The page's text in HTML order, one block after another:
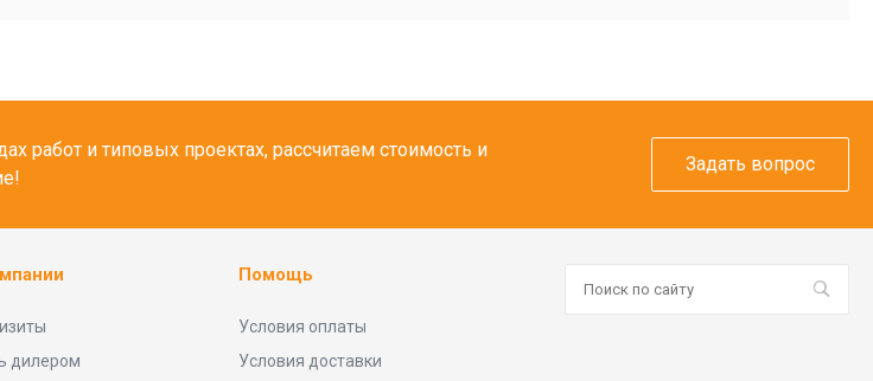
работ и типовых проектах, рассчитаем стоимость и
Задать вопрос
дилером
Помощь
Условия оплаты
Условия доставки